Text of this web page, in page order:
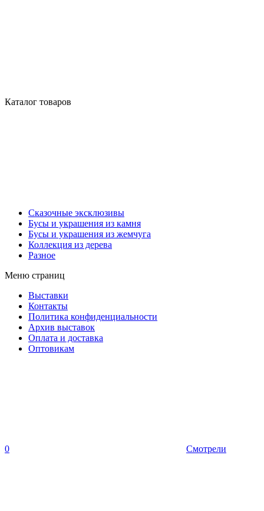
Каталог товаров
Сказочные эксклюзивы
Бусы и украшения из камня
Бусы и украшения из жемчуга
Коллекция из дерева
Разное
Меню страниц
Выставки
Контакты
Политика конфиденциальности
Архив выставок
Оплата и доставка
Оптовикам
0 Смотрели